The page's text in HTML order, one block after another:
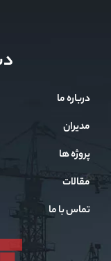
درباره ما
مدیران
پروژه ها
مقالات
تماس با ما